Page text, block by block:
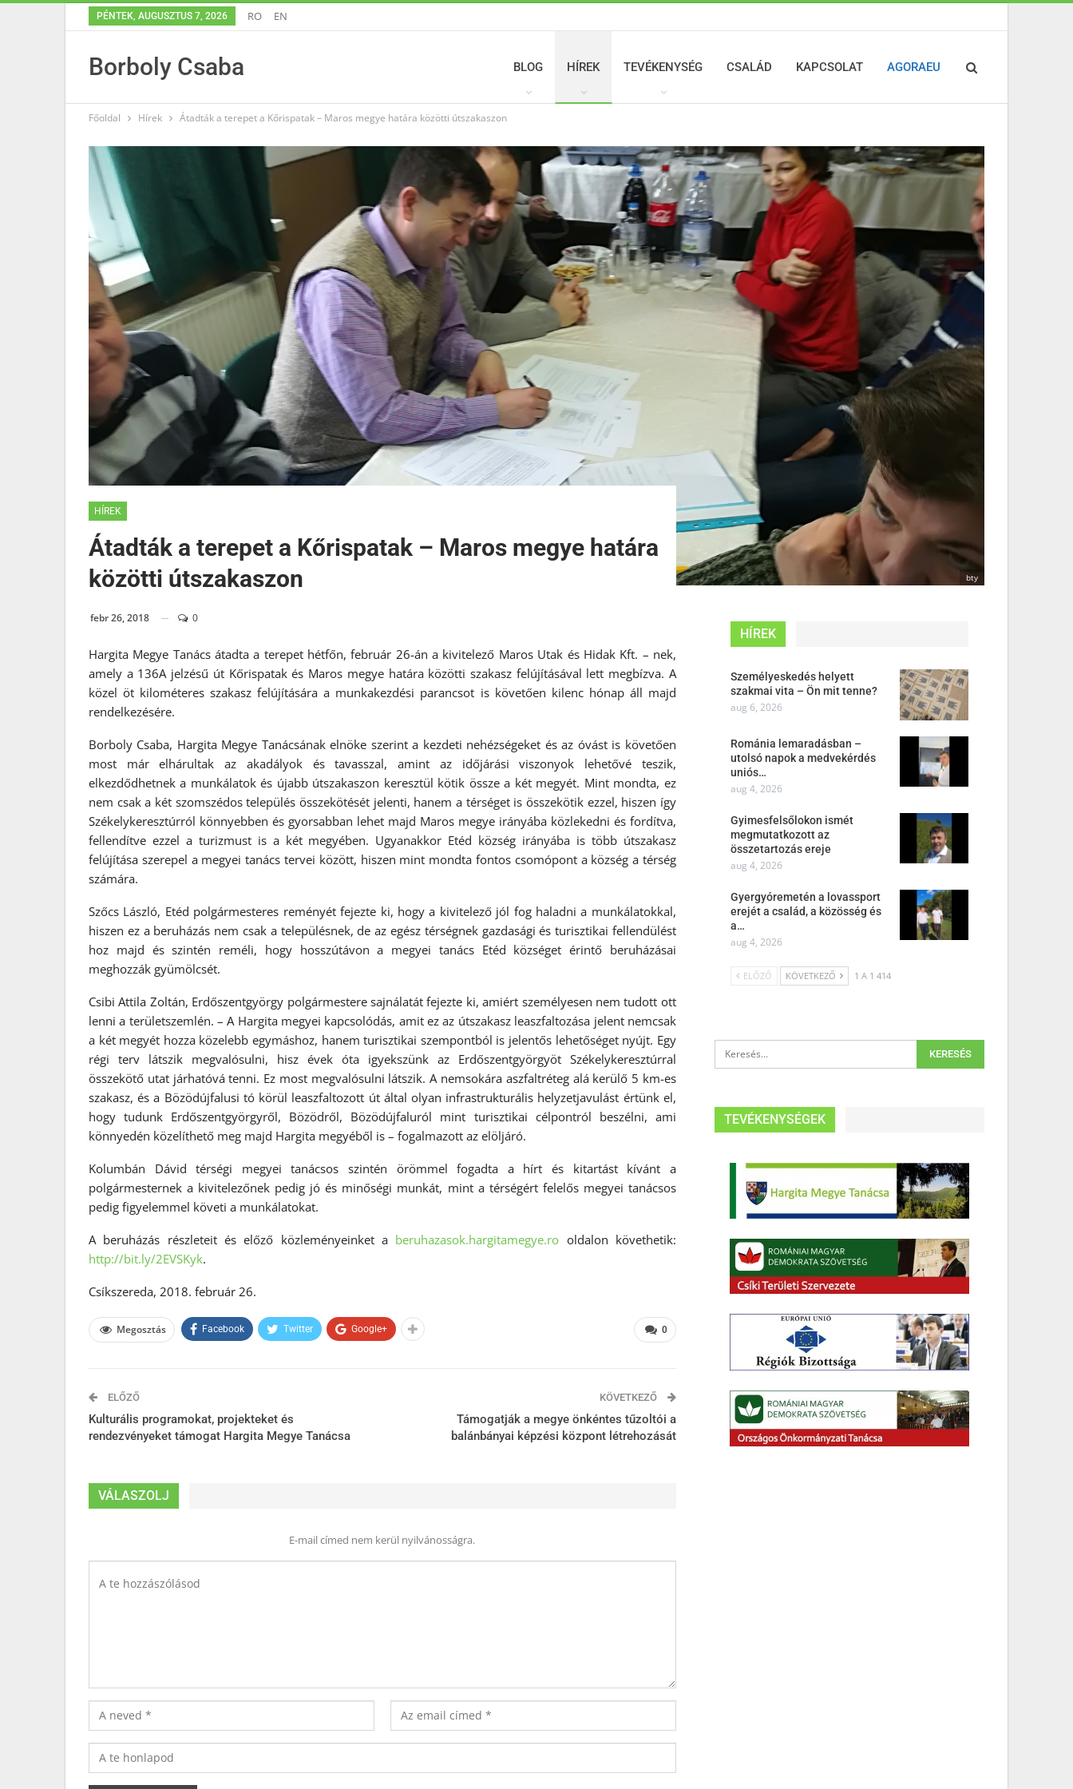
PÉNTEK, AUGUSZTUS 7, 2026 RO EN
Borboly Csaba BLOG HÍREK TEVÉKENYSÉG CSALÁD KAPCSOLAT AGORAEU
Főoldal Hírek Átadták a terepet a Kőrispatak – Maros megye határa közötti útszakaszon
bty
HÍREK
Átadták a terepet a Kőrispatak – Maros megye határa
közötti útszakaszon
febr 26, 2018 0
Hargita Megye Tanács átadta a terepet hétfőn, február 26-án a kivitelező Maros Utak és Hidak Kft. – nek,
amely a 136A jelzésű út Kőrispatak és Maros megye határa közötti szakasz felújításával lett megbízva. A
közel öt kilométeres szakasz felújítására a munkakezdési parancsot is követően kilenc hónap áll majd
rendelkezésére.
Borboly Csaba, Hargita Megye Tanácsának elnöke szerint a kezdeti nehézségeket és az óvást is követően
most már elhárultak az akadályok és tavasszal, amint az időjárási viszonyok lehetővé teszik,
elkezdődhetnek a munkálatok és újabb útszakaszon keresztül kötik össze a két megyét. Mint mondta, ez
nem csak a két szomszédos település összekötését jelenti, hanem a térséget is összekötik ezzel, hiszen így
Székelykeresztúrról könnyebben és gyorsabban lehet majd Maros megye irányába közlekedni és fordítva,
fellendítve ezzel a turizmust is a két megyében. Ugyanakkor Etéd község irányába is több útszakasz
felújítása szerepel a megyei tanács tervei között, hiszen mint mondta fontos csomópont a község a térség
számára.
Szőcs László, Etéd polgármesteres reményét fejezte ki, hogy a kivitelező jól fog haladni a munkálatokkal,
hiszen ez a beruházás nem csak a településnek, de az egész térségnek gazdasági és turisztikai fellendülést
hoz majd és szintén reméli, hogy hosszútávon a megyei tanács Etéd községet érintő beruházásai
meghozzák gyümölcsét.
Csibi Attila Zoltán, Erdőszentgyörgy polgármestere sajnálatát fejezte ki, amiért személyesen nem tudott ott
lenni a területszemlén. – A Hargita megyei kapcsolódás, amit ez az útszakasz leaszfaltozása jelent nemcsak
a két megyét hozza közelebb egymáshoz, hanem turisztikai szempontból is jelentős lehetőséget nyújt. Egy
régi terv látszik megvalósulni, hisz évek óta igyekszünk az Erdőszentgyörgyöt Székelykeresztúrral
összekötő utat járhatóvá tenni. Ez most megvalósulni látszik. A nemsokára aszfaltréteg alá kerülő 5 km-es
szakasz, és a Bözödújfalusi tó körül leaszfaltozott út által olyan infrastrukturális helyzetjavulást értünk el,
hogy tudunk Erdőszentgyörgyről, Bözödről, Bözödújfaluról mint turisztikai célpontról beszélni, ami
könnyedén közelíthető meg majd Hargita megyéből is – fogalmazott az elöljáró.
Kolumbán Dávid térségi megyei tanácsos szintén örömmel fogadta a hírt és kitartást kívánt a
polgármesternek a kivitelezőnek pedig jó és minőségi munkát, mint a térségért felelős megyei tanácsos
pedig figyelemmel követi a munkálatokat.
A beruházás részleteit és előző közleményeinket a beruhazasok.hargitamegye.ro oldalon követhetik:
http://bit.ly/2EVSKyk.
Csíkszereda, 2018. február 26.
0
Megosztás Facebook Twitter Google+
ELŐZŐ
Kulturális programokat, projekteket és
rendezvényeket támogat Hargita Megye Tanácsa
KÖVETKEZŐ
Támogatják a megye önkéntes tűzoltói a
balánbányai képzési központ létrehozását
VÁLASZOLJ
E-mail címed nem kerül nyilvánosságra.
HÍREK
Személyeskedés helyett
szakmai vita – Ön mit tenne?
aug 6, 2026
Románia lemaradásban –
utolsó napok a medvekérdés
uniós…
aug 4, 2026
Gyimesfelsőlokon ismét
megmutatkozott az
összetartozás ereje
aug 4, 2026
Gyergyóremetén a lovassport
erejét a család, a közösség és
a…
aug 4, 2026
ELŐZŐ KÖVETKEZŐ 1 A 1 414
TEVÉKENYSÉGEK